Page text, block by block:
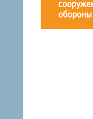
обороны